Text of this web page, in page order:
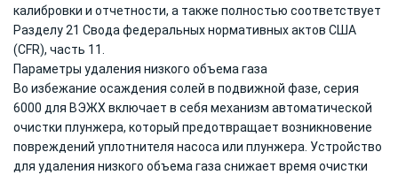
калибровки и отчетности, а также полностью соответствует
Разделу 21 Свода федеральных нормативных актов США
(CFR), часть 11.
Параметры удаления низкого объема газа
Во избежание осаждения солей в подвижной фазе, серия
6000 для ВЭЖХ включает в себя механизм автоматической
очистки плунжера, который предотвращает возникновение
повреждений уплотнителя насоса или плунжера. Устройство
для удаления низкого объема газа снижает время очистки